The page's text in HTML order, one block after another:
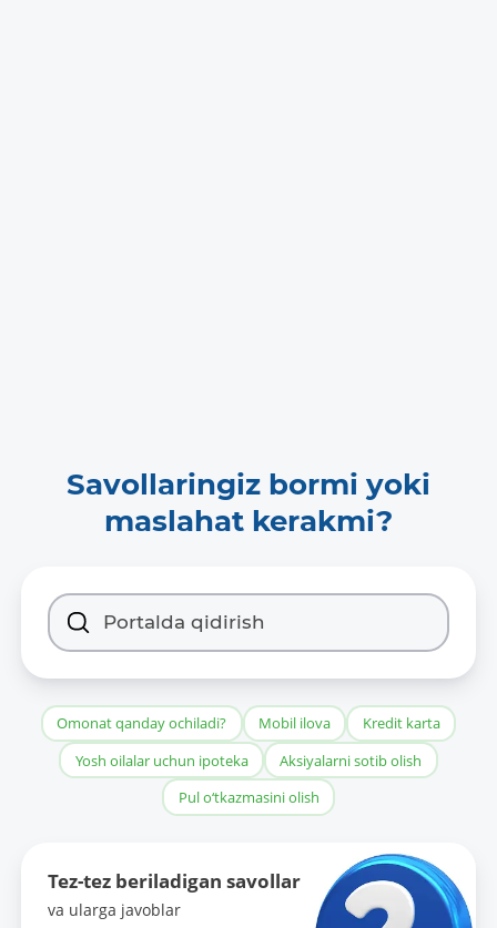
Savollaringiz bormi yoki
maslahat kerakmi?
Omonat qanday ochiladi? Mobil ilova
Kredit karta
Yosh oilalar uchun ipoteka
Aksiyalarni sotib olish
Pul o‘tkazmasini olish
Tez-tez beriladigan savollar
va ularga javoblar